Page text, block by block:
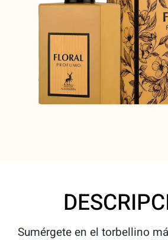
Sumérgete en el torbellino